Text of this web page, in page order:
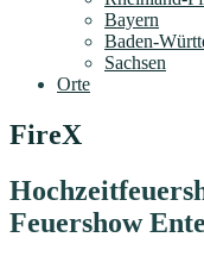
Bayern
Baden-
Sachsen
Orte
FireX
Feuershow